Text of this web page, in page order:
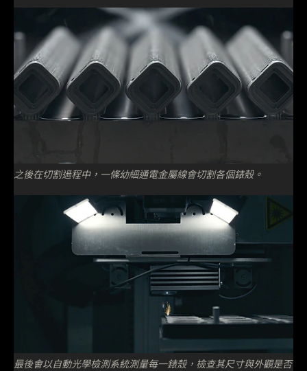
之後在切割過程中，一條幼細通電金屬線會切割各個錶殼。
最後會以自動光學檢測系統測量每一錶殼，檢查其尺寸與外觀是否